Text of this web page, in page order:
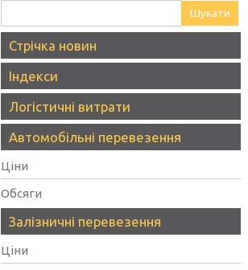
Стрічка новин
Індекси
Логістичні витрати
Автомобільні перевезення
Ціни
Обсяги
Залізничні перевезення
Ціни